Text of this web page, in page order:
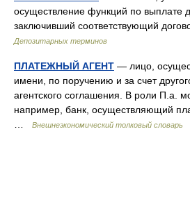
осуществление функций по выплате
заключивший соответствующий
Депозитарных терминов
ПЛАТЕЖНЫЙ АГЕНТ — лицо,
имени, по поручению и за счет
агентского соглашения. В роли П.а.
например, банк, осуществляющий
Внешнеэкономический толковый словарь